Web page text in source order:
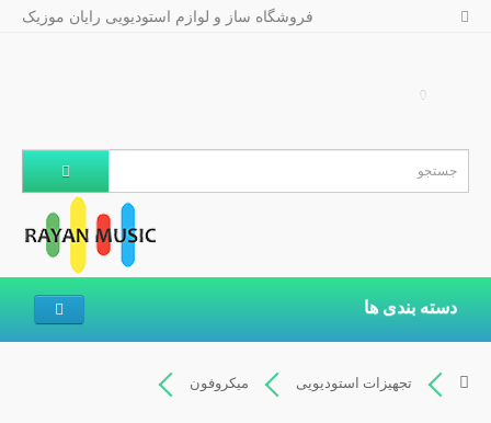
فروشگاه ساز و لوازم استودیویی رایان موزیک
0
دسته بندی ها
تجهیزات استودیویی میکروفون